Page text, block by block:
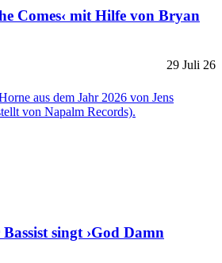
Comes‹ mit Hilfe von Bryan
29 Juli 26
singt ›God Damn